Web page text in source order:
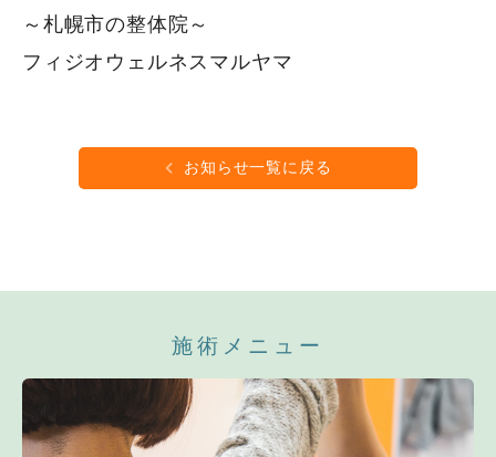
～札幌市の整体院～
フィジオウェルネスマルヤマ
お知らせ一覧に戻る
施術メニュー